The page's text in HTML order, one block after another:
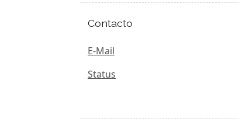
Contacto
E-Mail
Status